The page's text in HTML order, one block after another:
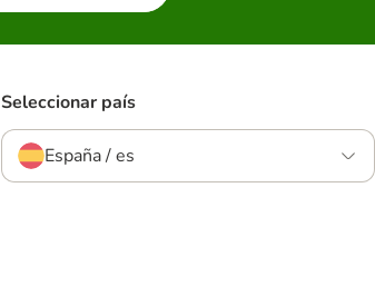
Seleccionar país
España / es